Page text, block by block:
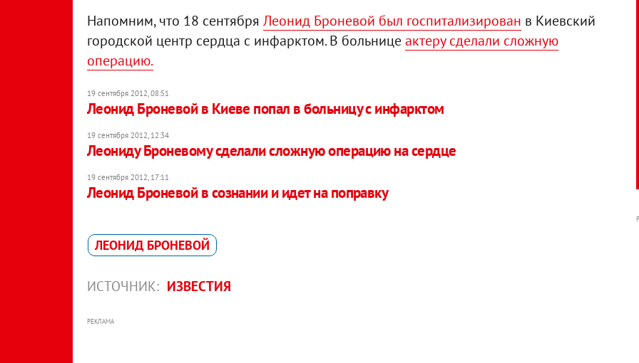
Напомним, что 18 сентября Леонид Броневой был госпитализирован в Киевский
городской центр сердца с инфарктом. В больницеактеру сделали сложную
операцию.
19 сентября 2012, 08:51
Леонид Броневой в Киеве попал в больницу с инфарктом
19 сентября 2012, 12:34
Леониду Броневому сделали сложную операцию на сердце
19 сентября 2012, 17:11
Леонид Броневой в сознании и идет на поправку
ЛЕОНИД БРОНЕВОЙ
ИСТОЧНИК: ИЗВЕСТИЯ
РЕКЛАМА